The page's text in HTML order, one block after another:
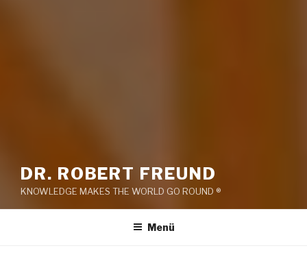
DR. ROBERT FREUND
KNOWLEDGE MAKES THE WORLD GO ROUND ®
Menü